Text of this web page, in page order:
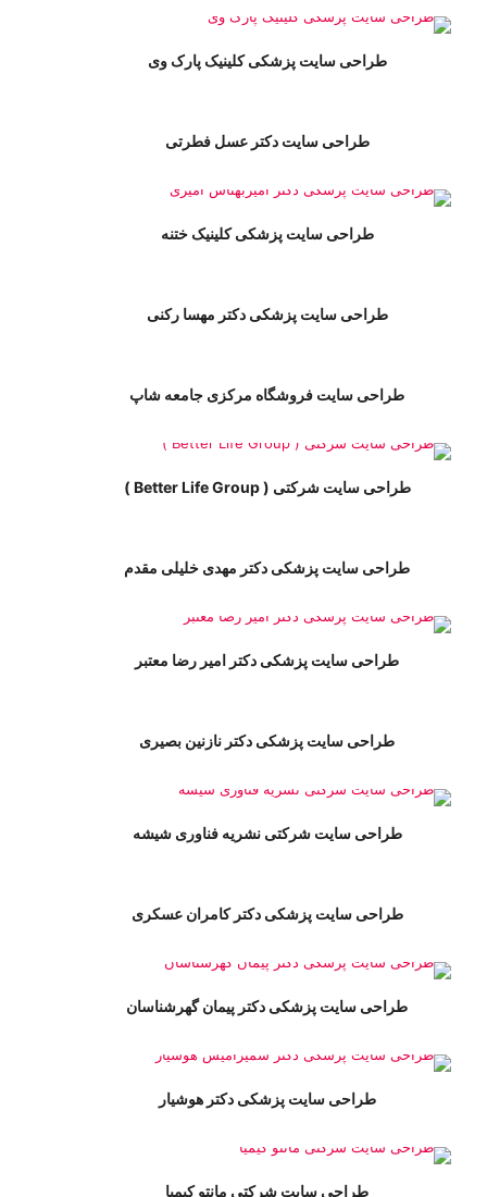
طراحی سایت پزشکی کلینیک پارک وی
طراحی سایت دکتر عسل فطرتی
طراحی سایت پزشکی کلینیک ختنه
طراحی سایت پزشکی دکتر مهسا رکنی
طراحی سایت فروشگاه مرکزی جامعه شاپ
طراحی سایت شرکتی ( Better Life Group )
طراحی سایت پزشکی دکتر مهدی خلیلی مقدم
طراحی سایت پزشکی دکتر امیر رضا معتبر
طراحی سایت پزشکی دکتر نازنین بصیری
طراحی سایت شرکتی نشریه فناوری شیشه
طراحی سایت پزشکی دکتر کامران عسکری
طراحی سایت پزشکی دکتر پیمان گهرشناسان
طراحی سایت پزشکی دکتر هوشیار
طراحی سایت شرکتی مانتو کیمیا